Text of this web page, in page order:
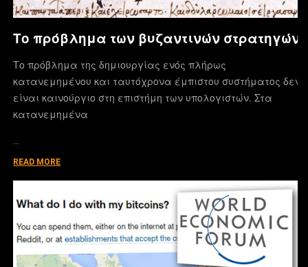
Το πρόβλημα των βυζαντινών στρατηγών
Το πρόβλημα της δημιουργίας ενός πλήρως
κατανεμημένου και ταυτόχρονα έμπιστου συστήματος δεν
είναι καινούργιο στη επιστήμη των υπολογιστών. Στα
κατανεμημένα
READ MORE